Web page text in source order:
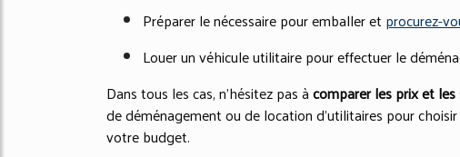
Préparer le nécessaire pour emballer et procurez-
Louer un véhicule utilitaire pour effectuer le
Dans tous les cas, n’hésitez pas àcomparer les prix et
de déménagement ou de location d’utilitaires pour
votre budget.